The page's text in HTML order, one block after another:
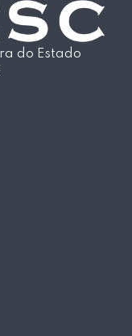
do Estado